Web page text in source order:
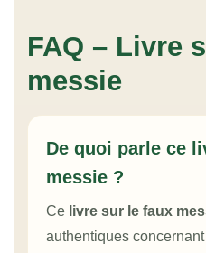
FAQ – Livre
messie
De quoi parle ce
messie ?
Ce livre sur le faux
authentiques